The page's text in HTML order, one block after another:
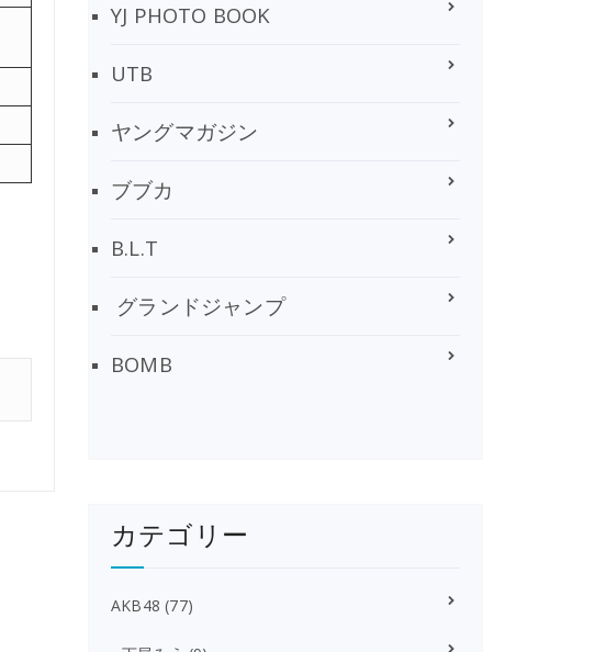
YJ PHOTO BOOK
UTB
ヤングマガジン
ブブカ
B.L.T
グランドジャンプ
BOMB
カテゴリー
AKB48 (77)